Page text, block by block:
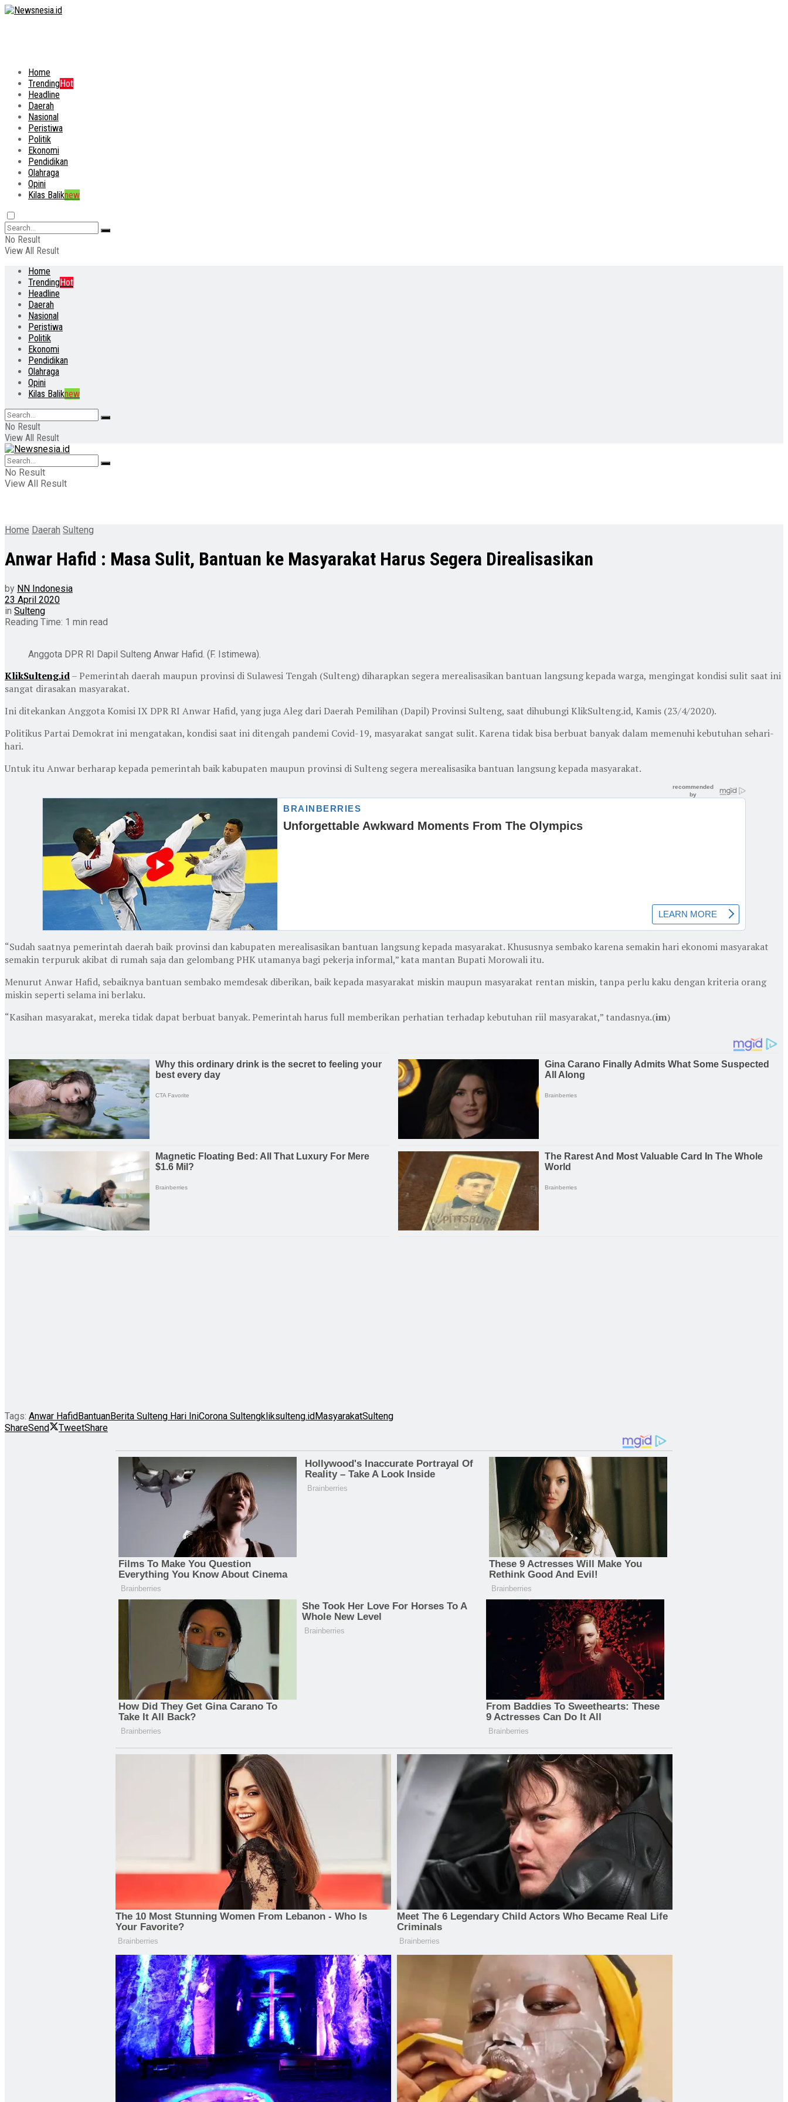
Home
TrendingHot
Headline
Daerah
Nasional
Peristiwa
Politik
Ekonomi
Pendidikan
Olahraga
Opini
Kilas Baliknew
No Result
View All Result
Home
TrendingHot
Headline
Daerah
Nasional
Peristiwa
Politik
Ekonomi
Pendidikan
Olahraga
Opini
Kilas Baliknew
No Result
View All Result
No Result
View All Result
Home Daerah Sulteng
Anwar Hafid : Masa Sulit, Bantuan ke Masyarakat Harus Segera Direalisasikan
by NN Indonesia
23 April 2020
in Sulteng
Reading Time: 1 min read
Anggota DPR RI Dapil Sulteng Anwar Hafid. (F. Istimewa).
KlikSulteng.id– Pemerintah daerah maupun provinsi di Sulawesi Tengah (Sulteng) diharapkan segera merealisasikan bantuan langsung kepada warga, mengingat kondisi sulit saat ini
sangat dirasakan masyarakat.
Ini ditekankan Anggota Komisi IX DPR RI Anwar Hafid, yang juga Aleg dari Daerah Pemilihan (Dapil) Provinsi Sulteng, saat dihubungi KlikSulteng.id, Kamis (23/4/2020).
Politikus Partai Demokrat ini mengatakan, kondisi saat ini ditengah pandemi Covid-19, masyarakat sangat sulit. Karena tidak bisa berbuat banyak dalam memenuhi kebutuhan sehari-
hari.
Untuk itu Anwar berharap kepada pemerintah baik kabupaten maupun provinsi di Sulteng segera merealisasika bantuan langsung kepada masyarakat.
“Sudah saatnya pemerintah daerah baik provinsi dan kabupaten merealisasikan bantuan langsung kepada masyarakat. Khususnya sembako karena semakin hari ekonomi masyarakat
semakin terpuruk akibat di rumah saja dan gelombang PHK utamanya bagi pekerja informal,” kata mantan Bupati Morowali itu.
Menurut Anwar Hafid, sebaiknya bantuan sembako memdesak diberikan, baik kepada masyarakat miskin maupun masyarakat rentan miskin, tanpa perlu kaku dengan kriteria orang
miskin seperti selama ini berlaku.
“Kasihan masyarakat, mereka tidak dapat berbuat banyak. Pemerintah harus full memberikan perhatian terhadap kebutuhan riil masyarakat,” tandasnya.(im)
Tags: Anwar Hafid BantuanBerita Sulteng Hari IniCorona Sultengkliksulteng.id MasyarakatSulteng
ShareSend TweetShare